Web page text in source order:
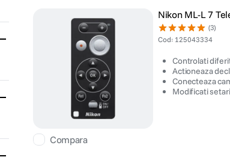
Compara
Nikon ML-L 7
(3)
Cod: 125043334
Controlati
Actioneaza
Conecteaza
Modificati